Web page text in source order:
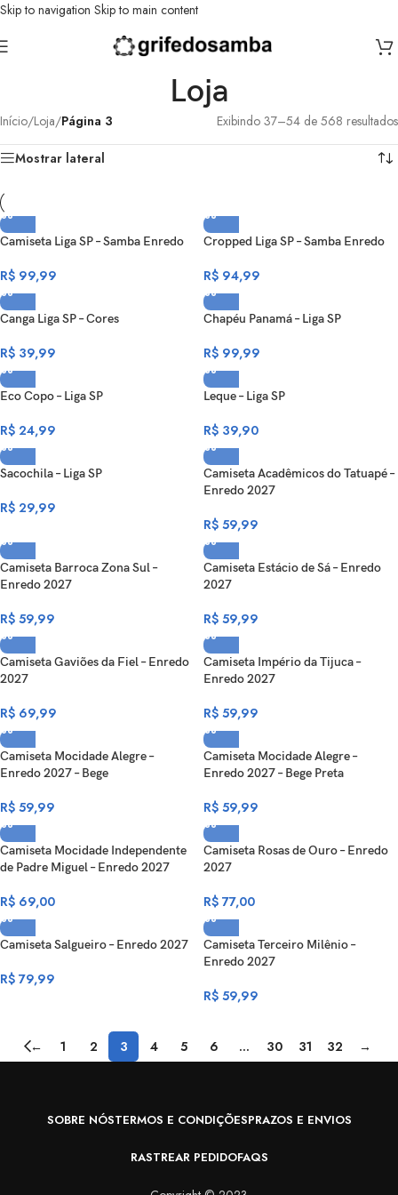
Skip to navigation Skip to main content
Loja
Início/Loja/Página 3 Exibindo 37–54 de 568 resultados
Mostrar lateral
Camiseta Liga SP – Samba Enredo
R$ 99,99
Cropped Liga SP – Samba Enredo
R$ 94,99
Canga Liga SP – Cores
R$ 39,99
Chapéu Panamá – Liga SP
R$ 99,99
Eco Copo – Liga SP
R$ 24,99
Leque – Liga SP
R$ 39,90
Sacochila – Liga SP
R$ 29,99
Camiseta Acadêmicos do Tatuapé –
Enredo 2027
R$ 59,99
Camiseta Barroca Zona Sul –
Enredo 2027
R$ 59,99
Camiseta Estácio de Sá – Enredo
2027
R$ 59,99
Camiseta Gaviões da Fiel – Enredo
2027
R$ 69,99
Camiseta Império da Tijuca –
Enredo 2027
R$ 59,99
Camiseta Mocidade Alegre –
Enredo 2027 – Bege
R$ 59,99
Camiseta Mocidade Alegre –
Enredo 2027 – Bege Preta
R$ 59,99
Camiseta Mocidade Independente
de Padre Miguel – Enredo 2027
R$ 69,00
Camiseta Rosas de Ouro – Enredo
2027
R$ 77,00
Camiseta Salgueiro – Enredo 2027
R$ 79,99
Camiseta Terceiro Milênio –
Enredo 2027
R$ 59,99
← 1 2 3 4 5 6 … 30 31 32 →
SOBRE NÓSTERMOS E CONDIÇÕESPRAZOS E ENVIOS
RASTREAR PEDIDOFAQS